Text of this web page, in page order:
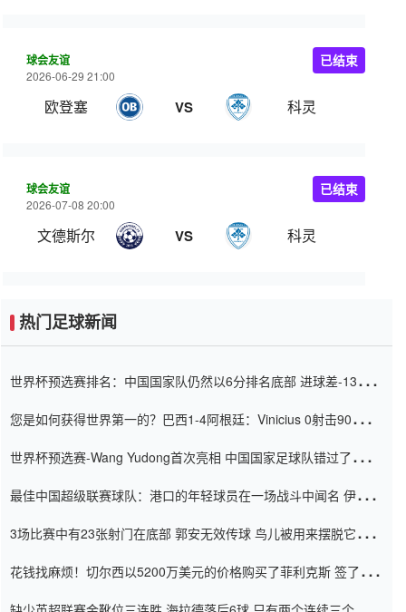
球会友谊
2026-06-29 21:00
欧登塞 VS 科灵
已结束
球会友谊
2026-07-08 20:00
文德斯尔 VS 科灵
已结束
热门足球新闻
世界杯预选赛排名：中国国家队仍然以6分排名底部 进球差-13令人
您是如何获得世界第一的？巴西1-4阿根廷：Vinicius 0射击90分钟
世界杯预选赛-Wang Yudong首次亮相 中国国家足球队错过了世界
最佳中国超级联赛球队：港口的年轻球员在一场战斗中闻名 伊万放
3场比赛中有23张射门在底部 郭安无效传球 鸟儿被用来摆脱它
花钱找麻烦！切尔西以5200万美元的价格购买了菲利克斯 签了7年